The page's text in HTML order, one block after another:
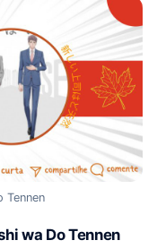
Tennen
wa Do Tennen